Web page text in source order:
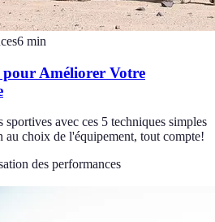
6 min
pour Améliorer Votre
avec ces 5 techniques simples
au choix de l'équipement, tout compte!
des performances